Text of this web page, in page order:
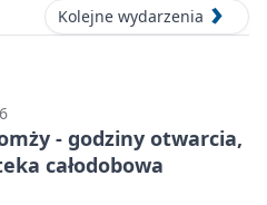
Kolejne wydarzenia
- godziny otwarcia,
całodobowa